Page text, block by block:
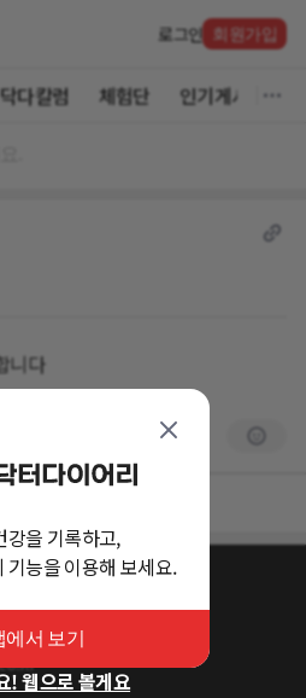
로그인 회원가입
닥다칼럼 체험단 인기게시글
니다
침
봉빌딩 8층
강을 기록하고,
기능을 이용해 보세요.
에서 보기
! 웹으로 볼게요